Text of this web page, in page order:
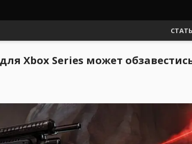
Xbox Series может